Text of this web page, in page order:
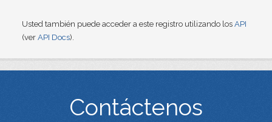
Usted también puede acceder a este registro utilizando los API
(ver API Docs).
Contáctenos